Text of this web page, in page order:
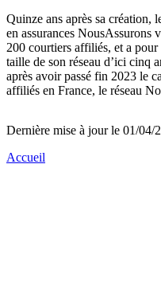
Quinze ans après sa création,
en assurances NousAssurons
200 courtiers affiliés, et a
taille de son réseau d’ici cinq
après avoir passé fin 2023 le
affiliés en France, le réseau
Dernière mise à jour le 01/04/
Accueil